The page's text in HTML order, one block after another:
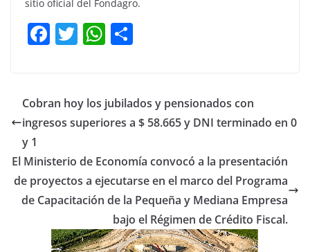
sitio oficial del Fondagro.
F
e
b
o
k
T
er
W
s
A
p
p
ar
Cobran hoy los jubilados y pensionados con
ingresos superiores a $ 58.665 y DNI terminado en 0
y 1
El Ministerio de Economía convocó a la presentación
de proyectos a ejecutarse en el marco del Programa
de Capacitación de la Pequeña y Mediana Empresa
bajo el Régimen de Crédito Fiscal.